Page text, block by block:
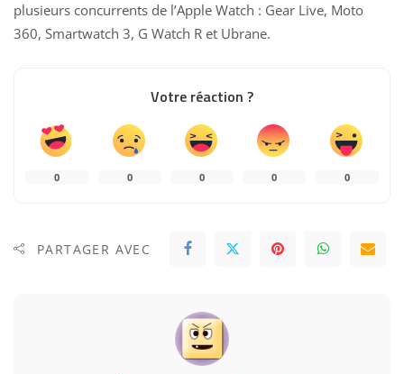
plusieurs concurrents de l’Apple Watch : Gear Live, Moto
360, Smartwatch 3, G Watch R et Ubrane.
Votre réaction ?
0 0 0 0 0
PARTAGER AVEC